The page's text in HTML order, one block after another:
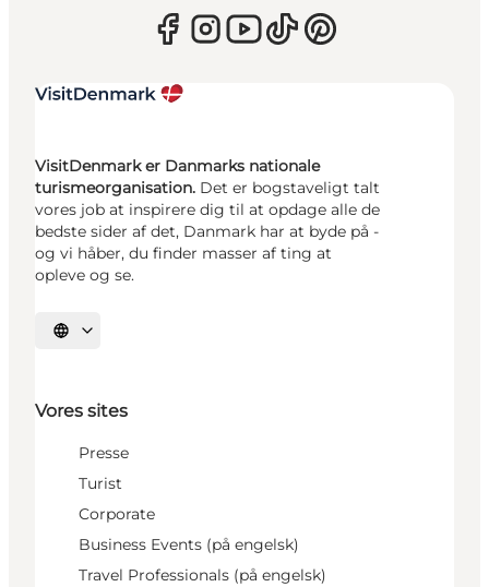
VisitDenmark er Danmarks nationale
turismeorganisation. Det er bogstaveligt talt
vores job at inspirere dig til at opdage alle de
bedste sider af det, Danmark har at byde på -
og vi håber, du finder masser af ting at
opleve og se.
Vælg sprog
Vores sites
Presse
Turist
Corporate
Business Events (på engelsk)
Travel Professionals (på engelsk)